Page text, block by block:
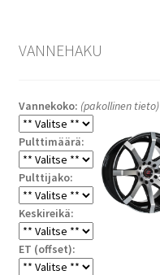
VANNEHAKU
Vannekoko: (pakollinen tieto)
Pulttimäärä:
Pulttijako:
Keskireikä:
ET (offset):